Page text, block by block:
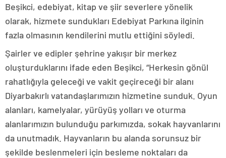
Beşikci, edebiyat, kitap ve şiir severlere yönelik
olarak, hizmete sundukları Edebiyat Parkına ilginin
fazla olmasının kendilerini mutlu ettiğini söyledi.
Şairler ve edipler şehrine yakışır bir merkez
oluşturduklarını ifade eden Beşikci, “Herkesin gönül
rahatlığıyla geleceği ve vakit geçireceği bir alanı
Diyarbakırlı vatandaşlarımızın hizmetine sunduk. Oyun
alanları, kamelyalar, yürüyüş yolları ve oturma
alanlarımızın bulunduğu parkımızda, sokak hayvanlarını
da unutmadık. Hayvanların bu alanda sorunsuz bir
şekilde beslenmeleri için besleme noktaları da